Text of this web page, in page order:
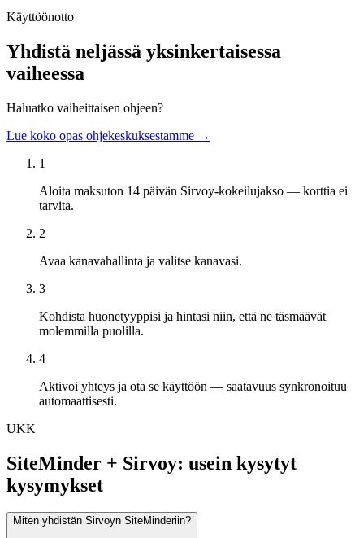
Käyttöönotto
Yhdistä neljässä yksinkertaisessa
vaiheessa
Haluatko vaiheittaisen ohjeen?
Lue koko opas ohjekeskuksestamme →
1
Aloita maksuton 14 päivän Sirvoy-kokeilujakso — korttia ei
tarvita.
2
Avaa kanavahallinta ja valitse kanavasi.
3
Kohdista huonetyyppisi ja hintasi niin, että ne täsmäävät
molemmilla puolilla.
4
Aktivoi yhteys ja ota se käyttöön — saatavuus synkronoituu
automaattisesti.
UKK
SiteMinder + Sirvoy: usein kysytyt
kysymykset
Miten yhdistän Sirvoyn SiteMinderiin?